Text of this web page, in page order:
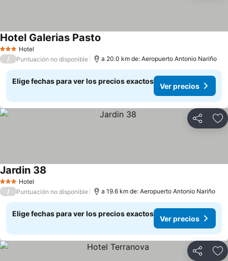
3 Estrellas
Hotel
Hotel Galerias Pasto
/ Puntuación no disponible a 20.0 km de: Aeropuerto Antonio Nariño
Elige fechas para ver los precios exactos
Ver precios
Compartir
3 Estrellas
Hotel
Jardin 38
/ Puntuación no disponible a 19.6 km de: Aeropuerto Antonio Nariño
Elige fechas para ver los precios exactos
Ver precios
Compartir